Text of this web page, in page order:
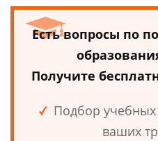
Есть вопросы по
Получите
Подбор учебных
ваших